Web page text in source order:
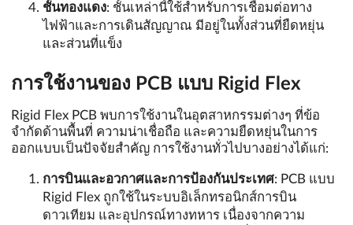
ชั้นทองแดง: ชั้นเหล่านี้ใช้สำหรับการเชื่อมต่อทาง
ไฟฟ้าและการเดินสัญญาณ มีอยู่ในทั้งส่วนที่ยืดหยุ่น
และส่วนที่แข็ง
การใช้งานของ PCB แบบ Rigid Flex
Rigid Flex PCB พบการใช้งานในอุตสาหกรรมต่างๆ ที่ข้อ
จำกัดด้านพื้นที่ ความน่าเชื่อถือ และความยืดหยุ่นในการ
ออกแบบเป็นปัจจัยสำคัญ การใช้งานทั่วไปบางอย่างได้แก่:
การบินและอวกาศและการป้องกันประเทศ: PCB แบบ
Rigid Flex ถูกใช้ในระบบอิเล็กทรอนิกส์การบิน
ดาวเทียม และอุปกรณ์ทางทหาร เนื่องจากความ